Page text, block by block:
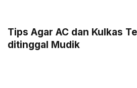
Tips Agar AC dan Kulkas
ditinggal Mudik